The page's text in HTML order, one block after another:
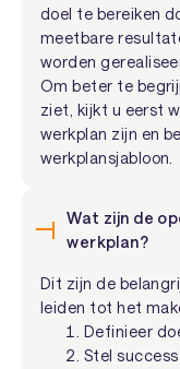
doel te bereiken
meetbare
worden
Om beter te
ziet, kijkt u eerst
werkplan zijn en
werkplansjabloon.
Wat zijn de
werkplan?
Dit zijn de
leiden tot het
Definieer
Stel